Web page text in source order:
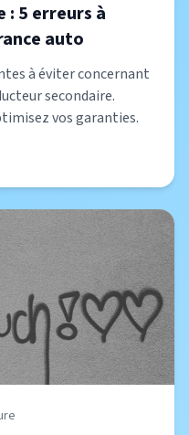
: 5 erreurs à
auto
à éviter concernant
secondaire.
vos garanties.